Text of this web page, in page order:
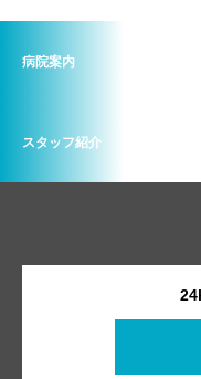
病院案内
スタッフ紹介